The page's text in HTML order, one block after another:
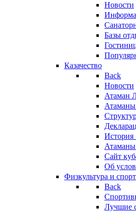
Новости
Базы
Казачество
Back
Новости
Атаман
Атаманы
История
Атаманы
Cайт
Об
Физкультура и спорт
Back
Лучшие